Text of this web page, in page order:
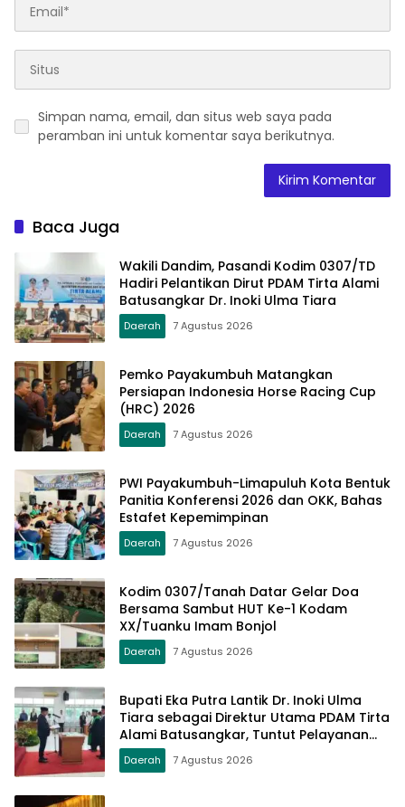
Simpan nama, email, dan situs web saya pada
peramban ini untuk komentar saya berikutnya.
Baca Juga
Wakili Dandim, Pasandi Kodim 0307/TD
Hadiri Pelantikan Dirut PDAM Tirta Alami
Batusangkar Dr. Inoki Ulma Tiara
Daerah 7 Agustus 2026
Pemko Payakumbuh Matangkan
Persiapan Indonesia Horse Racing Cup
(HRC) 2026
Daerah 7 Agustus 2026
PWI Payakumbuh-Limapuluh Kota Bentuk
Panitia Konferensi 2026 dan OKK, Bahas
Estafet Kepemimpinan
Daerah 7 Agustus 2026
Kodim 0307/Tanah Datar Gelar Doa
Bersama Sambut HUT Ke-1 Kodam
XX/Tuanku Imam Bonjol
Daerah 7 Agustus 2026
Bupati Eka Putra Lantik Dr. Inoki Ulma
Tiara sebagai Direktur Utama PDAM Tirta
Alami Batusangkar, Tuntut Pelayanan
Prima dan Tata Kelola Profesional
Daerah 7 Agustus 2026